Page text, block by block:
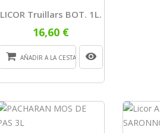
LICOR Truillars BOT. 1L.
16,60 €
AÑADIR A LA CESTA